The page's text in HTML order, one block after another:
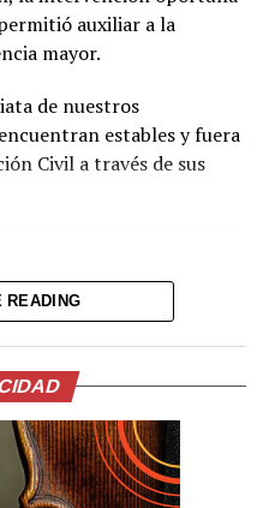
auxiliar a la
mayor.
de nuestros
estables y fuera
Civil a través de sus
READING